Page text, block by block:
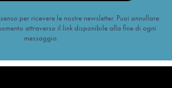
per ricevere le nostre newsletter. Puoi annullare
attraverso il link disponibile alla fine di ogni
messaggio.